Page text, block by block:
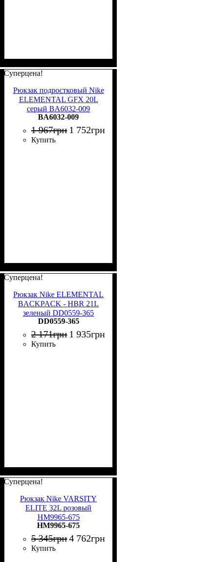
Суперцена!
Рюкзак подростковый Nike
ELEMENTAL GFX 20L
серый BA6032-009
BA6032-009
1 967грн 1 752грн
Купить
Суперцена!
Рюкзак Nike ELEMENTAL
BACKPACK - HBR 21L
зеленый DD0559-365
DD0559-365
2 171грн 1 935грн
Купить
Суперцена!
Рюкзак Nike VARSITY
ELITE 32L розовый
HM9965-675
HM9965-675
5 345грн4 762грн
Купить